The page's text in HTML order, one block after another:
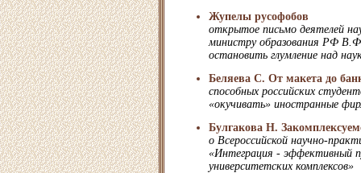
Жупелы русофобов
открытое письмо деятелей
министру образования РФ
остановить глумление над
Беляева С. От макета до
способных российских
«окучивать» иностранные
Булгакова Н.
о Всероссийской научно-
«Интеграция - эффективный
университетских комплексов»